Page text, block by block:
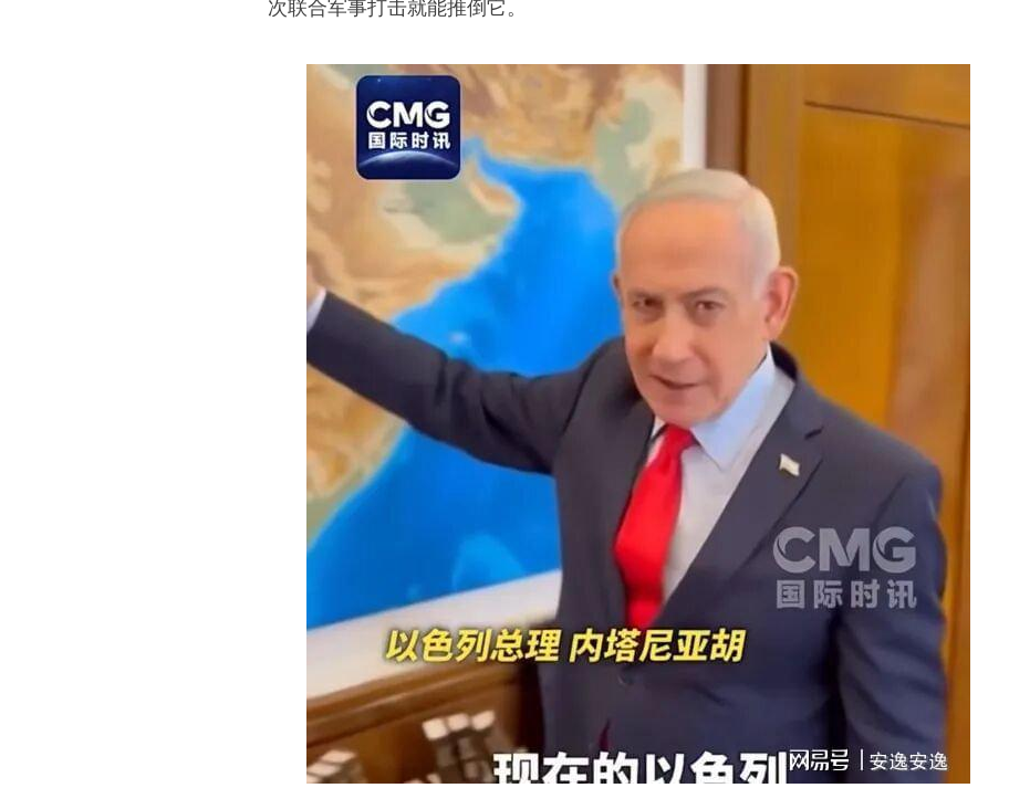
次联合军事打击就能推倒它。